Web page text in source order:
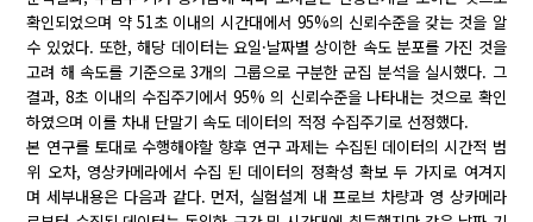
확인되었으며 약 51초 이내의 시간대에서 95%의 신뢰수준을 갖는 것을 알
수 있었다. 또한, 해당 데이터는 요일·날짜별 상이한 속도 분포를 가진 것을
고려 해 속도를 기준으로 3개의 그룹으로 구분한 군집 분석을 실시했다. 그
결과, 8초 이내의 수집주기에서 95% 의 신뢰수준을 나타내는 것으로 확인
하였으며 이를 차내 단말기 속도 데이터의 적정 수집주기로 선정했다.
본 연구를 토대로 수행해야할 향후 연구 과제는 수집된 데이터의 시간적 범
위 오차, 영상카메라에서 수집 된 데이터의 정확성 확보 두 가지로 여겨지
며 세부내용은 다음과 같다. 먼저, 실험설계 내 프로브 차량과 영 상카메라